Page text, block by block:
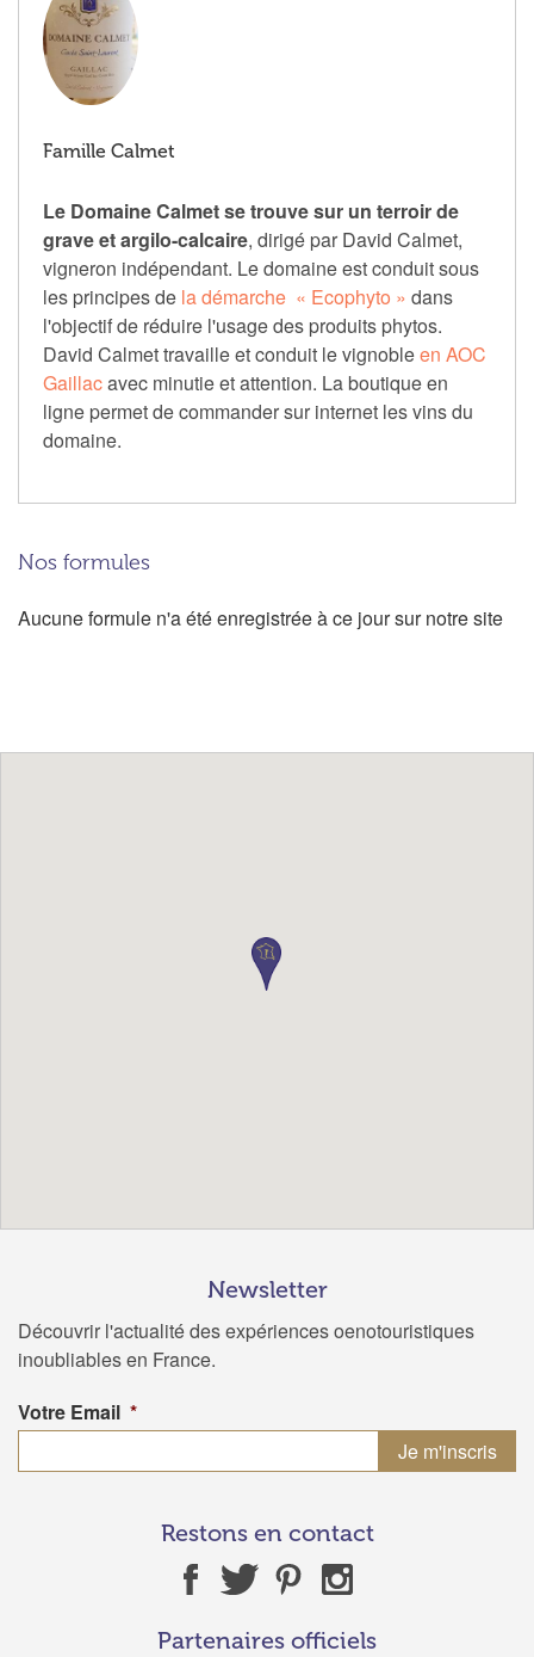
Famille Calmet
Le Domaine Calmet se trouve sur un terroir de
grave et argilo-calcaire, dirigé par David Calmet,
vigneron indépendant. Le domaine est conduit sous
les principes de la démarche « Ecophyto » dans
l'objectif de réduire l'usage des produits phytos.
David Calmet travaille et conduit le vignobleen AOC
Gaillacavec minutie et attention. La boutique en
ligne permet de commander sur internet les vins du
domaine.
Nos formules
Aucune formule n'a été enregistrée à ce jour sur notre site
Newsletter
Découvrir l'actualité des expériences oenotouristiques
inoubliables en France.
Votre Email *
Restons en contact
Partenaires officiels